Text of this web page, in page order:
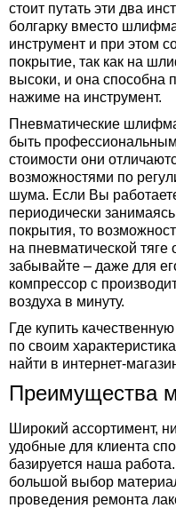
стоит путать эти два
болгарку вместо
инструмент и при этом
покрытие, так как на
высоки, и она способна
нажиме на инструмент.
Пневматические
быть
стоимости они
возможностями по
шума. Если Вы
периодически
покрытия, то
на пневматической тяге
забывайте – даже для
компрессор с
воздуха в минуту.
Где купить
по своим
найти в интернет-
Преимущества
Широкий ассортимент,
удобные для клиента
базируется наша
большой выбор
проведения ремонта